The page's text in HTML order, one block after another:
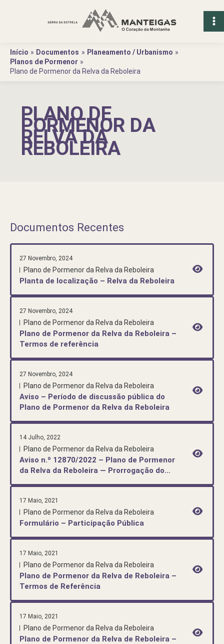
Início
Documentos
Planeamento / Urbanismo
Planos de Pormenor
Plano de Pormenor da Relva da Reboleira
PLANO DE
PORMENOR DA
RELVA DA
REBOLEIRA
Documentos Recentes
27 Novembro, 2024
Plano de Pormenor da Relva da Reboleira
Planta de localização – Relva da Reboleira
27 Novembro, 2024
Plano de Pormenor da Relva da Reboleira
Plano de Pormenor da Relva da Reboleira –
Termos de referência
27 Novembro, 2024
Plano de Pormenor da Relva da Reboleira
Aviso – Período de discussão pública do
Plano de Pormenor da Relva da Reboleira
14 Julho, 2022
Plano de Pormenor da Relva da Reboleira
Aviso n.º 12870/2022 – Plano de Pormenor
da Relva da Reboleira — Prorrogação do
17 Maio, 2021
Plano de Pormenor da Relva da Reboleira
Formulário – Participação Pública
17 Maio, 2021
Plano de Pormenor da Relva da Reboleira
Plano de Pormenor da Relva de Reboleira –
Termos de Referência
17 Maio, 2021
Plano de Pormenor da Relva da Reboleira
Plano de Pormenor da Relva de Reboleira –